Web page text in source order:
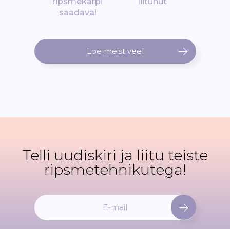
saadaval
Loe meist veel
Telli uudiskiri ja liitu teiste
ripsmetehnikutega!
L
i